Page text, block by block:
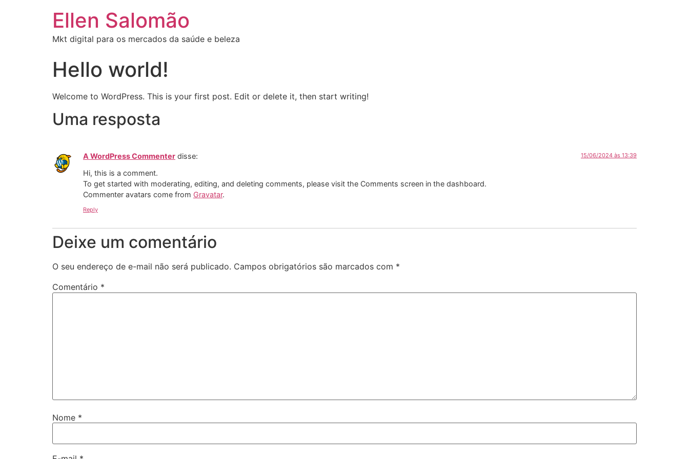
Ellen Salomão
Mkt digital para os mercados da saúde e beleza
Hello world!
Welcome to WordPress. This is your first post. Edit or delete it, then start writing!
Uma resposta
A WordPress Commenter disse: 15/06/2024 às 13:39
Hi, this is a comment.
To get started with moderating, editing, and deleting comments, please visit the Comments screen in the dashboard.
Commenter avatars come from Gravatar.
Reply
Deixe um comentário
O seu endereço de e-mail não será publicado. Campos obrigatórios são marcados com *
Comentário *
Nome *